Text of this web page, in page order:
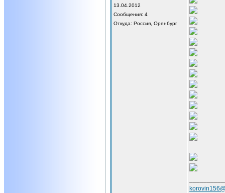
13.04.2012
Сообщения: 4
Откуда: Россия, Оренбург